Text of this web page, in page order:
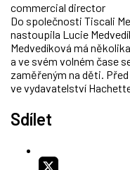
commercial director
Do společnosti Tiscali
nastoupila Lucie
Medvedíková má
a ve svém volném čase
zaměřeným na děti.
ve vydavatelství
Sdílet